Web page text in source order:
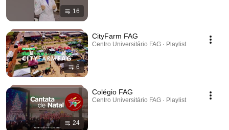
16
6
CityFarm FAG
Centro Universitário FAG · Playlist
24
Colégio FAG
Centro Universitário FAG · Playlist